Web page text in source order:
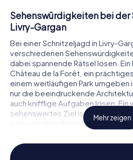
Sehenswürdigkeiten bei
Livry-Gargan
Bei einer Schnitzeljagd in Livry-
verschiedenen
dabei spannende Rätsel lösen. Ein
Château de la Forêt, ein
einem weitläufigen Park umgeben
nur die beeindruckende
auch knifflige Aufgaben lösen. Ein
sehenswertes Ziel ist die Église
eine wunderschöne Kirche mit
beeindruckende Kulisse für eure
einige Überraschungen bereit.
Mehr zeigen